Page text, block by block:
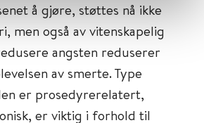
å gjøre, støttes nå ikke
men også av vitenskapelig
angsten reduserer
av smerte. Type
er prosedyrerelatert,
er viktig i forhold til